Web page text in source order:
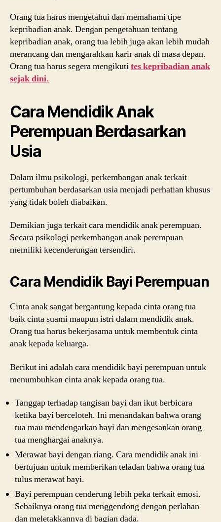
Orang tua harus mengetahui dan memahami tipe
kepribadian anak. Dengan pengetahuan tentang
kepribadian anak, orang tua lebih juga akan lebih mudah
merancang dan mengarahkan karir anak di masa depan.
Orang tua harus segera mengikutites kepribadian anak
sejak dini.
Cara Mendidik Anak
Perempuan Berdasarkan
Usia
Dalam ilmu psikologi, perkembangan anak terkait
pertumbuhan berdasarkan usia menjadi perhatian khusus
yang tidak boleh diabaikan.
Demikian juga terkait cara mendidik anak perempuan.
Secara psikologi perkembangan anak perempuan
memiliki kecenderungan tersendiri.
Cara Mendidik Bayi Perempuan
Cinta anak sangat bergantung kepada cinta orang tua
baik cinta suami maupun istri dalam mendidik anak.
Orang tua harus bekerjasama untuk membentuk cinta
anak kepada keluarga.
Berikut ini adalah cara mendidik bayi perempuan untuk
menumbuhkan cinta anak kepada orang tua.
Tanggap terhadap tangisan bayi dan ikut berbicara
ketika bayi berceloteh. Ini menandakan bahwa orang
tua mau mendengarkan bayi dan mengesankan orang
tua menghargai anaknya.
Merawat bayi dengan riang. Cara mendidik anak ini
bertujuan untuk memberikan teladan bahwa orang tua
tulus merawat bayi.
Bayi perempuan cenderung lebih peka terkait emosi.
Sebaiknya orang tua menggendong dengan perlahan
dan meletakkannya di bagian dada.